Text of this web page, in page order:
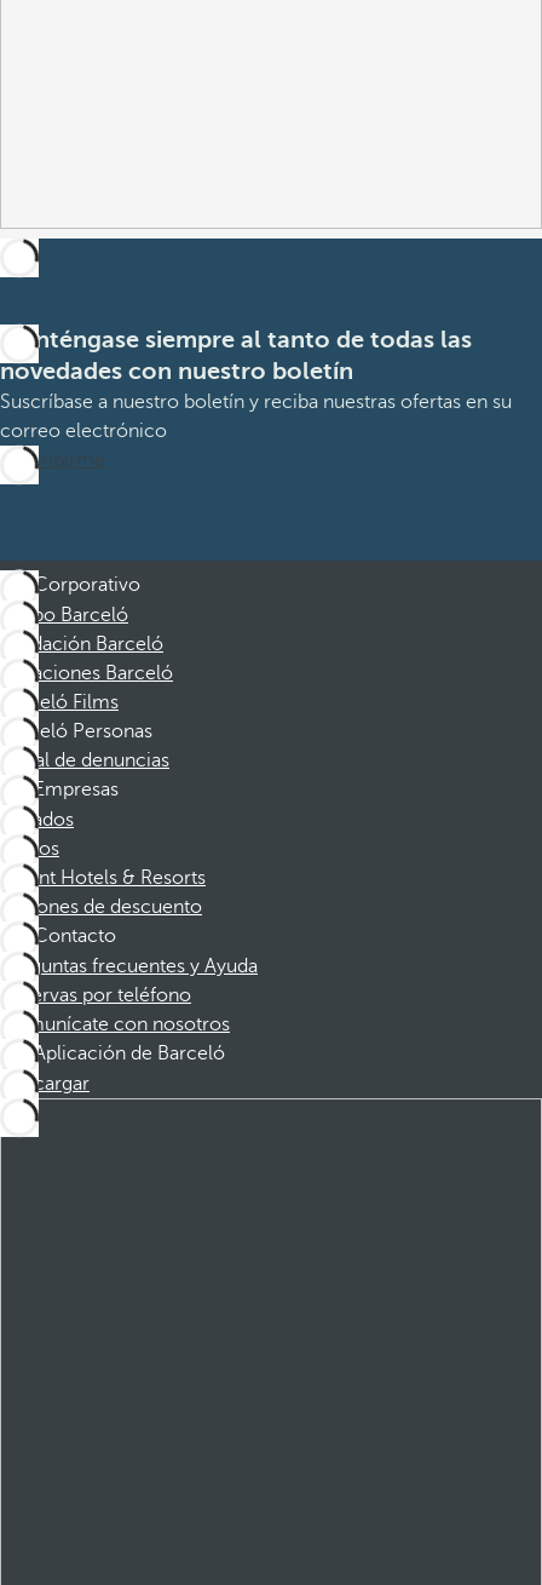
Manténgase siempre al tanto de todas las
novedades con nuestro boletín
Suscríbase a nuestro boletín y reciba nuestras ofertas en su
correo electrónico
Suscribirme
Corporativo
Grupo Barceló
Fundación Barceló
Vacaciones Barceló
Barceló Films
Barceló Personas
Canal de denuncias
Empresas
Afiliados
Socios
Dorint Hotels & Resorts
Cupones de descuento
Contacto
Preguntas frecuentes y Ayuda
Reservas por teléfono
Comunícate con nosotros
Aplicación de Barceló
Descargar